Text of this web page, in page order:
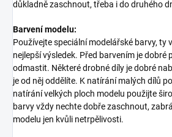
důkladně zaschnout, třeba i do druhého
Barvení modelu:
Používejte speciální modelářské barvy, ty
nejlepší výsledek. Před barvením je dobré
odmastit. Některé drobné díly je dobré
je od něj oddělíte. K natírání malých dílů
natírání velkých ploch modelu použijte
barvy vždy nechte dobře zaschnout,
modelu jen kvůli netrpělivosti.